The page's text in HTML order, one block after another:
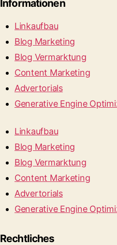
Informationen
Linkaufbau
Blog Marketing
Blog Vermarktung
Content Marketing
Advertorials
Generative Engine
Linkaufbau
Blog Marketing
Blog Vermarktung
Content Marketing
Advertorials
Generative Engine
Rechtliches